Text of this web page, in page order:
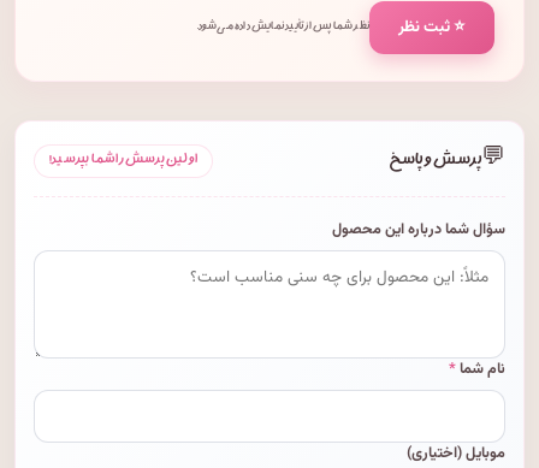
⭐ ثبت نظر نظر شما پس از تأیید نمایش داده می‌شود.
💬پرسش و پاسخ اولین پرسش را شما بپرسید!
سؤال شما درباره این محصول
نام شما*
موبایل (اختیاری)